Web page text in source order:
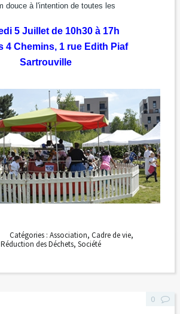
douce à l'intention de toutes les
5 Juillet de 10h30 à 17h
4 Chemins, 1 rue Edith Piaf
Sartrouville
Catégories : Association, Cadre de vie,
Réduction des Déchets, Société
0